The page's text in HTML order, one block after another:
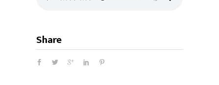
Share